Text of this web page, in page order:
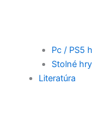
Pc / PS5
Stolné hry
Literatúra